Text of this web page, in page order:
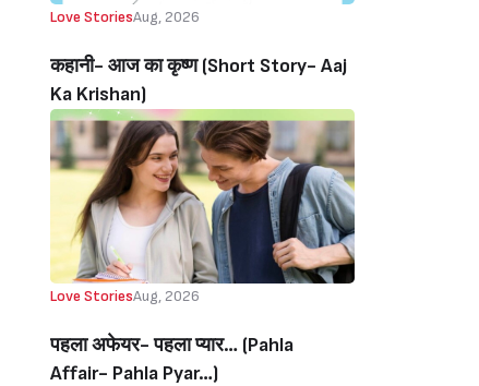
Love StoriesAug, 2026
कहानी- आज का कृष्ण (Short Story- Aaj
Ka Krishan)
Love StoriesAug, 2026
पहला अफेयर- पहला प्यार… (Pahla
Affair- Pahla Pyar…)